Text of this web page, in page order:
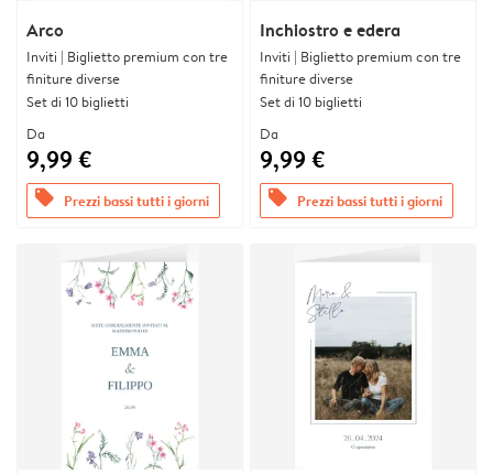
Arco
Inviti | Biglietto premium con tre
finiture diverse
Set di 10 biglietti
Da
9,99 €
offers Prezzi bassi tutti i giorni
Inchiostro e edera
Inviti | Biglietto premium con tre
finiture diverse
Set di 10 biglietti
Da
9,99 €
offers Prezzi bassi tutti i giorni